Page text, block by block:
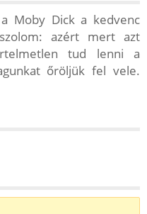
Moby Dick a kedvenc
azért mert azt
tud lenni a
őröljük fel vele.